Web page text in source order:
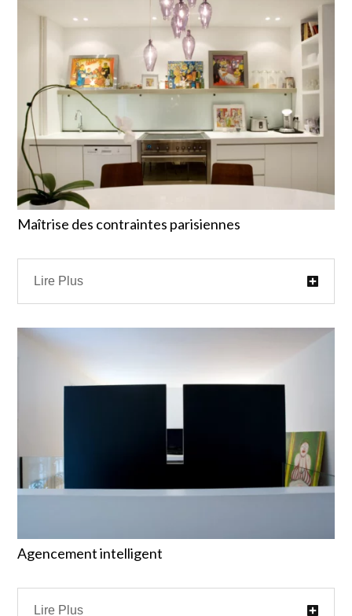
Maîtrise des contraintes parisiennes
Lire Plus
Agencement intelligent
Lire Plus